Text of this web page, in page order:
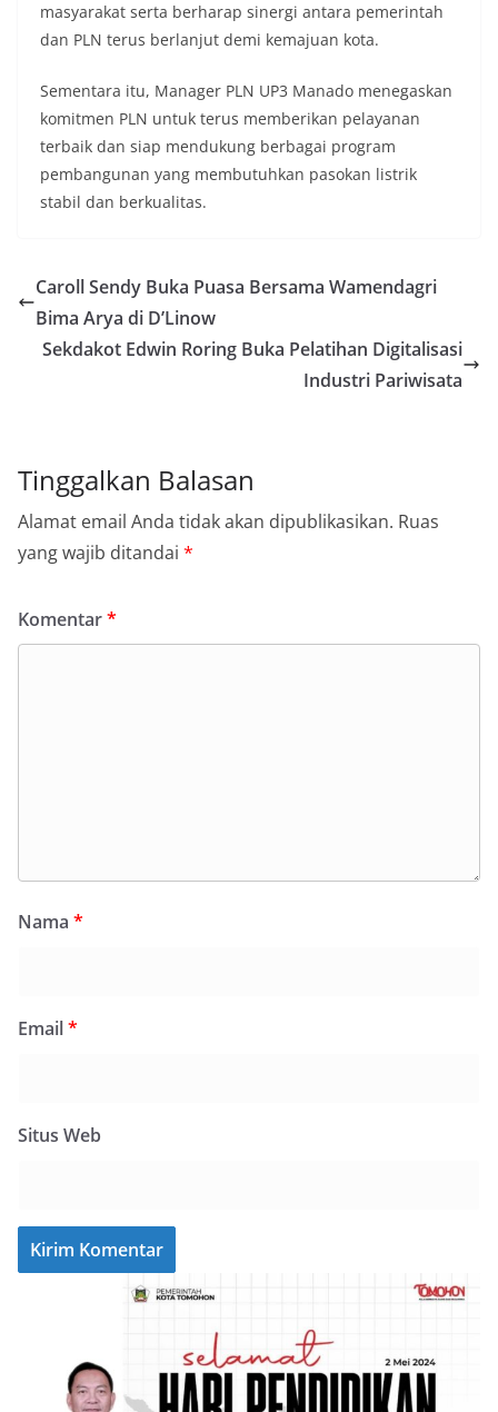
masyarakat serta berharap sinergi antara pemerintah
dan PLN terus berlanjut demi kemajuan kota.
Sementara itu, Manager PLN UP3 Manado menegaskan
komitmen PLN untuk terus memberikan pelayanan
terbaik dan siap mendukung berbagai program
pembangunan yang membutuhkan pasokan listrik
stabil dan berkualitas.
Caroll Sendy Buka Puasa Bersama Wamendagri
Bima Arya di D’Linow
Sekdakot Edwin Roring Buka Pelatihan Digitalisasi
Industri Pariwisata
Tinggalkan Balasan
Alamat email Anda tidak akan dipublikasikan. Ruas
yang wajib ditandai *
Komentar*
Nama *
Email*
Situs Web